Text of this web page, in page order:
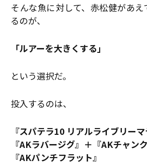
そんな魚に対して、赤松健があ
るのが、
「ルアーを大きくする」
という選択だ。
投入するのは、
『スパテラ10 リアルライブリーマ
『AKラバージグ』＋『AKチャンク
『AKパンチフラット』